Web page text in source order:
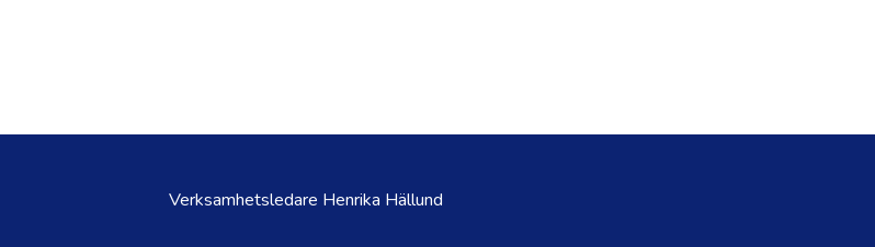
Verksamhetsledare Henrika Hällund